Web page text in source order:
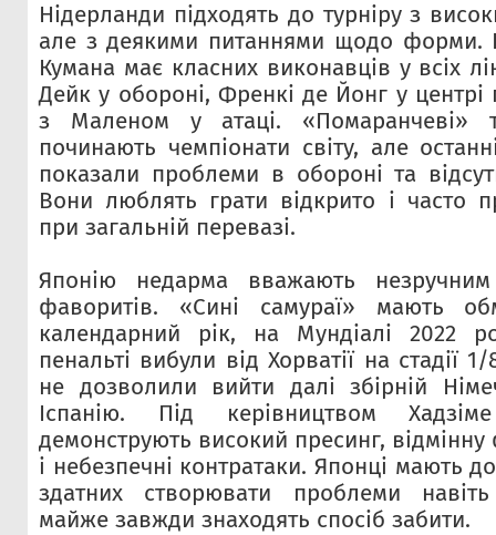
Нідерланди підходять до турніру з
але з деякими питаннями щодо форми.
Кумана має класних виконавців у всіх
Дейк у обороні, Френкі де Йонг у центрі
з Маленом у атаці. «Помаранчеві»
починають чемпіонати світу, але
показали проблеми в обороні та
Вони люблять грати відкрито і часто
при загальній перевазі.
Японію недарма вважають
фаворитів. «Сині самураї» мають
календарний рік, на Мундіалі 2022
пенальті вибули від Хорватії на стадії
не дозволили вийти далі збірній
Іспанію. Під керівництвом
демонструють високий пресинг, відмінну
і небезпечні контратаки. Японці мають
здатних створювати проблеми
майже завжди знаходять спосіб забити.